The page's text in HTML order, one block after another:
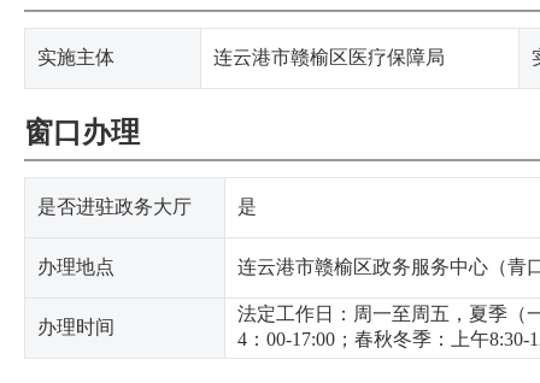
实施主体 连云港市赣榆区医疗保障局
窗口办理
是否进驻政务大厅 是
办理地点 连云港市赣榆区政务服务中心（青
办理时间
法定工作日：周一至周五，夏季（
4：00-17:00；春秋冬季：上午8:30-